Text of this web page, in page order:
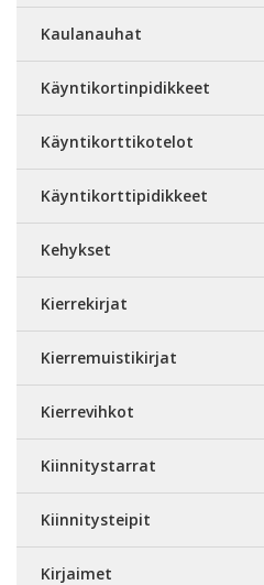
Kaulanauhat
Käyntikortinpidikkeet
Käyntikorttikotelot
Käyntikorttipidikkeet
Kehykset
Kierrekirjat
Kierremuistikirjat
Kierrevihkot
Kiinnitystarrat
Kiinnitysteipit
Kirjaimet